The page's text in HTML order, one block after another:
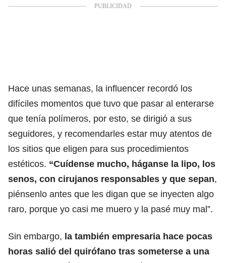
Hace unas semanas, la influencer recordó los
difíciles momentos que tuvo que pasar al enterarse
que tenía polímeros, por esto, se dirigió a sus
seguidores, y recomendarles estar muy atentos de
los sitios que eligen para sus procedimientos
estéticos. “Cuídense mucho, háganse la lipo, los
senos, con cirujanos responsables y que sepan,
piénsenlo antes que les digan que se inyecten algo
raro, porque yo casi me muero y la pasé muy mal”.
Sin embargo, la también empresaria hace pocas
horas salió del quirófano tras someterse a una